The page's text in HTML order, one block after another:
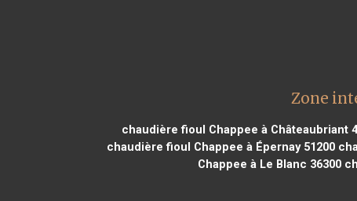
Zone
chaudière fioul Chappee à Châteaubriant
chaudière fioul Chappee à Épernay 51200
Chappee à Le Blanc 36300